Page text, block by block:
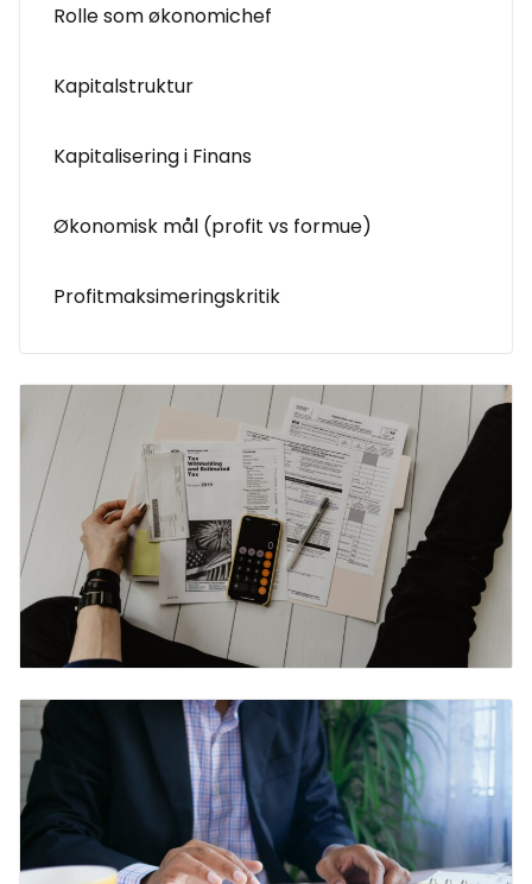
Rolle som økonomichef
Kapitalstruktur
Kapitalisering i Finans
Økonomisk mål (profit vs formue)
Profitmaksimeringskritik